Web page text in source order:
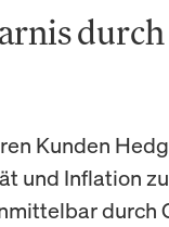
Kunden
und Inflation
durch